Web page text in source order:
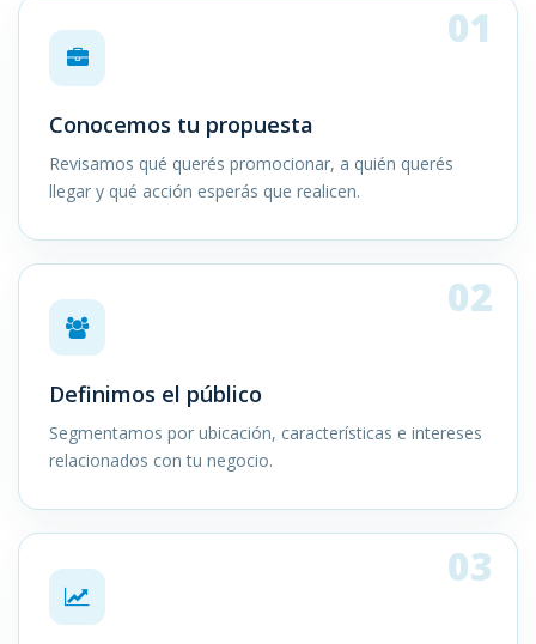
01
Conocemos tu propuesta
Revisamos qué querés promocionar, a quién querés
llegar y qué acción esperás que realicen.
02
Definimos el público
Segmentamos por ubicación, características e intereses
relacionados con tu negocio.
03